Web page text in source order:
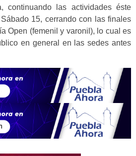
continuando las actividades éste
15, cerrando con las finales
Open (femenil y varonil), lo cual es
en general en las sedes antes